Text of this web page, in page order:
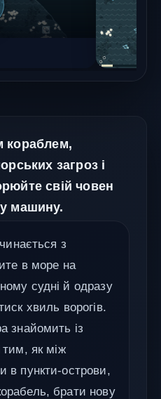
кораблем,
загроз і
свій човен
машину.
з
в море на
судні й одразу
хвиль ворогів.
знайомить із
тим, як між
в пункти-острови,
брати нову